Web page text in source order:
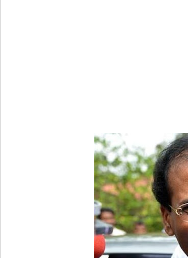
ஹிருணிகாவின் சிறைத் தண்டனைக்கு